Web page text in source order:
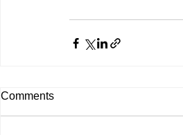
Comments